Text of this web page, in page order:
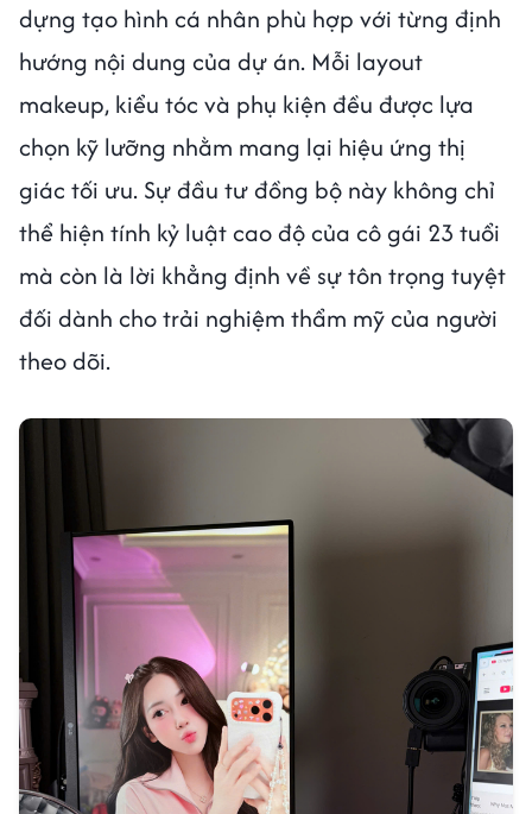
dựng tạo hình cá nhân phù hợp với từng định
hướng nội dung của dự án. Mỗi layout
makeup, kiểu tóc và phụ kiện đều được lựa
chọn kỹ lưỡng nhằm mang lại hiệu ứng thị
giác tối ưu. Sự đầu tư đồng bộ này không chỉ
thể hiện tính kỷ luật cao độ của cô gái 23 tuổi
mà còn là lời khẳng định về sự tôn trọng tuyệt
đối dành cho trải nghiệm thẩm mỹ của người
theo dõi.